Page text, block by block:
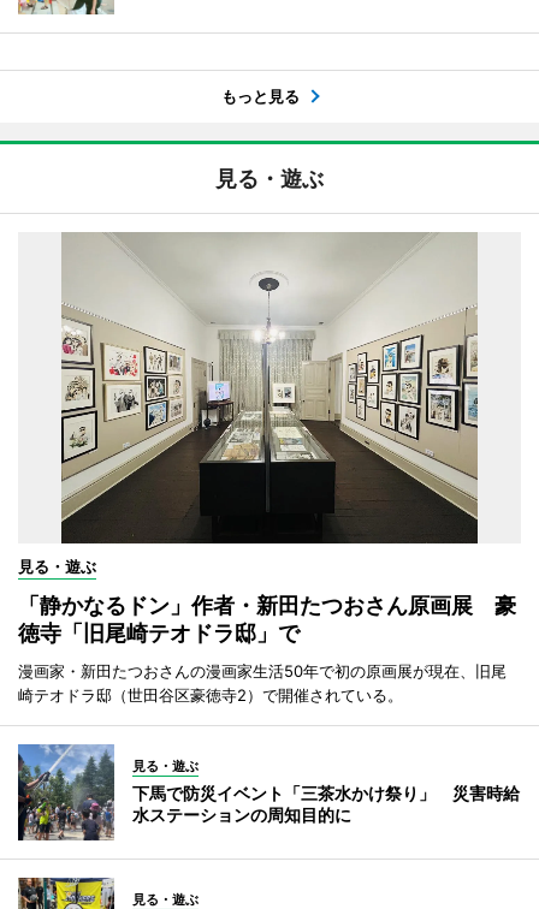
もっと見る
見る・遊ぶ
見る・遊ぶ
「静かなるドン」作者・新田たつおさん原画展 豪
徳寺「旧尾崎テオドラ邸」で
漫画家・新田たつおさんの漫画家生活50年で初の原画展が現在、旧尾
崎テオドラ邸（世田谷区豪徳寺2）で開催されている。
見る・遊ぶ
下馬で防災イベント「三茶水かけ祭り」 災害時給
水ステーションの周知目的に
見る・遊ぶ